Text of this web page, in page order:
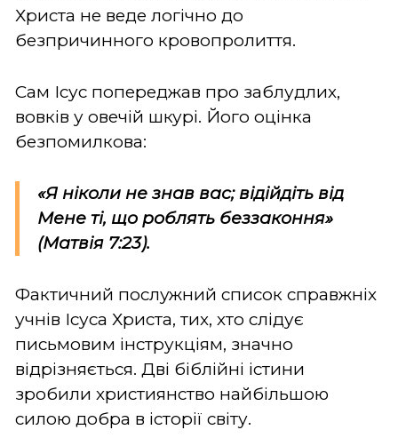
Христа не веде логічно до
безпричинного кровопролиття.
Сам Ісус попереджав про заблудлих,
вовків у овечій шкурі. Його оцінка
безпомилкова:
«Я ніколи не знав вас; відійдіть від
Мене ті, що роблять беззаконня»
(Матвія 7:23).
Фактичний послужний список справжніх
учнів Ісуса Христа, тих, хто слідує
письмовим інструкціям, значно
відрізняється. Дві біблійні істини
зробили християнство найбільшою
силою добра в історії світу.